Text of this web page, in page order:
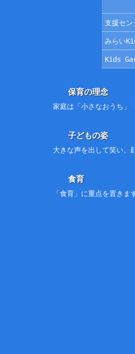
支援セン
みらい
Kids
保育の理念
家庭は「小さなおうち」
子どもの姿
大きな声を出して笑い、
食育
「食育」に重点を置き